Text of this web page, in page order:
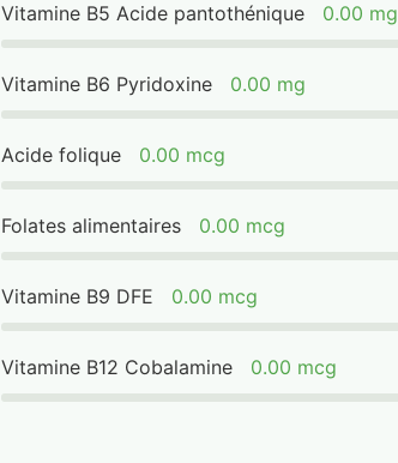
Vitamine B5 Acide pantothénique 0.00 mg
Vitamine B6 Pyridoxine 0.00 mg
Acide folique 0.00 mcg
Folates alimentaires 0.00 mcg
Vitamine B9 DFE 0.00 mcg
Vitamine B12 Cobalamine 0.00 mcg